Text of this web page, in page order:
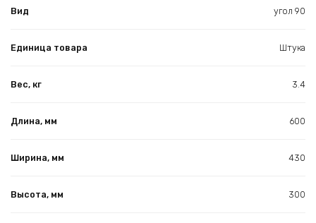
Вид угол 90
Единица товара Штука
Вес, кг 3.4
Длина, мм 600
Ширина, мм 430
Высота, мм 300